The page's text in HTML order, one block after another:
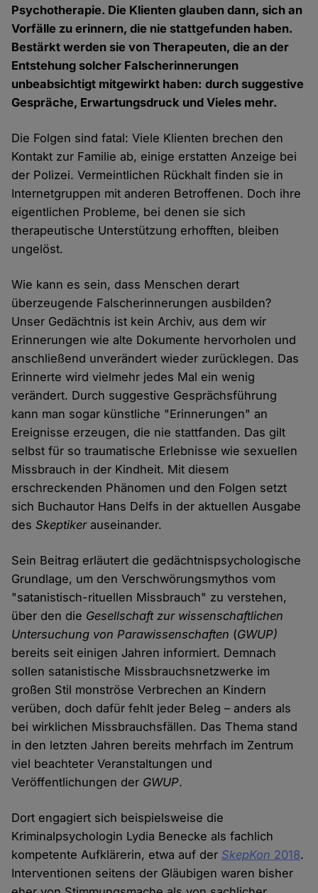
Psychotherapie. Die Klienten glauben dann, sich an
Vorfälle zu erinnern, die nie stattgefunden haben.
Bestärkt werden sie von Therapeuten, die an der
Entstehung solcher Falscherinnerungen
unbeabsichtigt mitgewirkt haben: durch suggestive
Gespräche, Erwartungsdruck und Vieles mehr.
Die Folgen sind fatal: Viele Klienten brechen den
Kontakt zur Familie ab, einige erstatten Anzeige bei
der Polizei. Vermeintlichen Rückhalt finden sie in
Internetgruppen mit anderen Betroffenen. Doch ihre
eigentlichen Probleme, bei denen sie sich
therapeutische Unterstützung erhofften, bleiben
ungelöst.
Wie kann es sein, dass Menschen derart
überzeugende Falscherinnerungen ausbilden?
Unser Gedächtnis ist kein Archiv, aus dem wir
Erinnerungen wie alte Dokumente hervorholen und
anschließend unverändert wieder zurücklegen. Das
Erinnerte wird vielmehr jedes Mal ein wenig
verändert. Durch suggestive Gesprächsführung
kann man sogar künstliche "Erinnerungen" an
Ereignisse erzeugen, die nie stattfanden. Das gilt
selbst für so traumatische Erlebnisse wie sexuellen
Missbrauch in der Kindheit. Mit diesem
erschreckenden Phänomen und den Folgen setzt
sich Buchautor Hans Delfs in der aktuellen Ausgabe
desSkeptikerauseinander.
Sein Beitrag erläutert die gedächtnispsychologische
Grundlage, um den Verschwörungsmythos vom
"satanistisch-rituellen Missbrauch" zu verstehen,
über den die Gesellschaft zur wissenschaftlichen
Untersuchung von Parawissenschaften (GWUP)
bereits seit einigen Jahren informiert. Demnach
sollen satanistische Missbrauchsnetzwerke im
großen Stil monströse Verbrechen an Kindern
verüben, doch dafür fehlt jeder Beleg – anders als
bei wirklichen Missbrauchsfällen. Das Thema stand
in den letzten Jahren bereits mehrfach im Zentrum
viel beachteter Veranstaltungen und
Veröffentlichungen der GWUP.
Dort engagiert sich beispielsweise die
Kriminalpsychologin Lydia Benecke als fachlich
kompetente Aufklärerin, etwa auf der SkepKon 2018.
Interventionen seitens der Gläubigen waren bisher